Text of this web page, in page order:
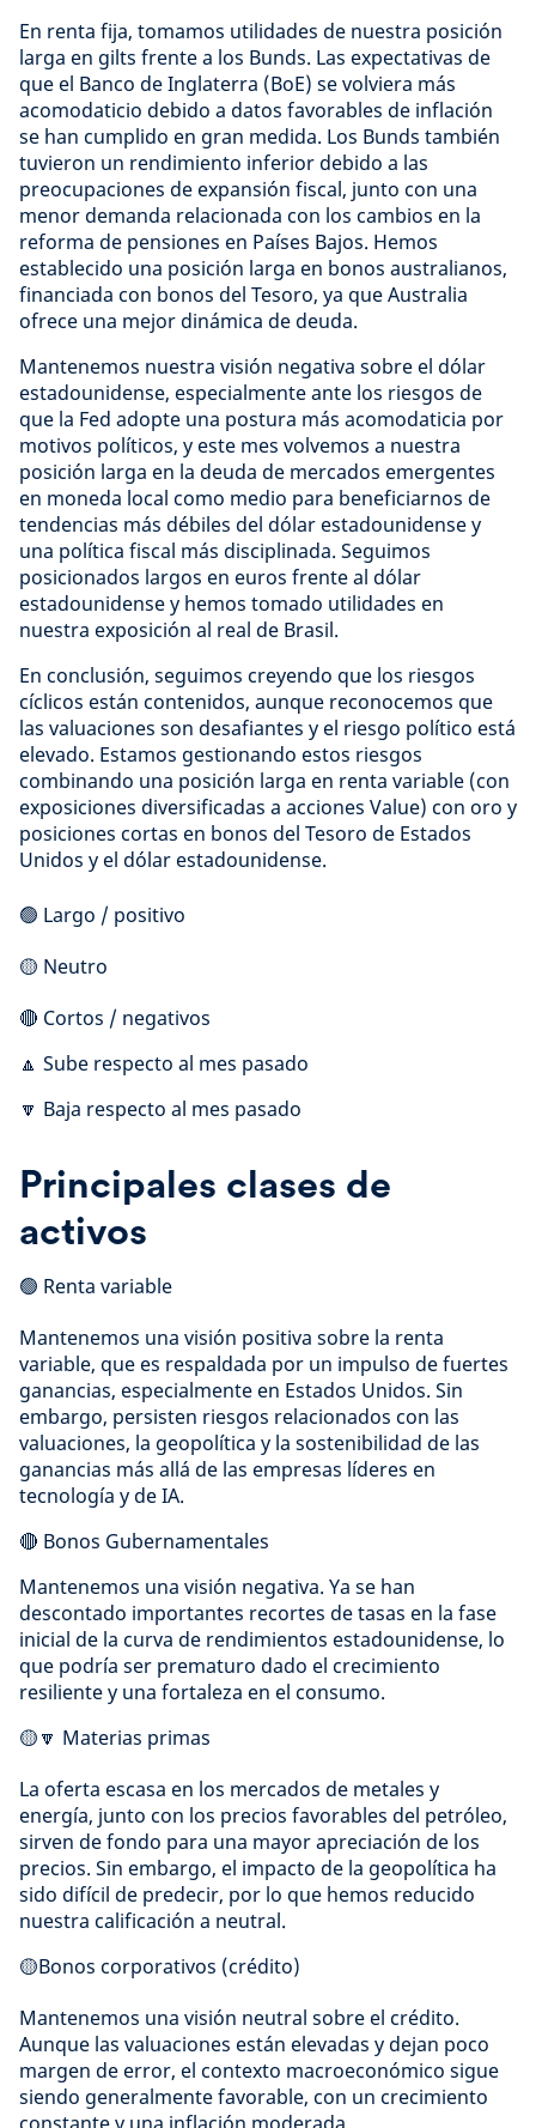
En renta fija, tomamos utilidades de nuestra posición
larga en gilts frente a los Bunds. Las expectativas de
que el Banco de Inglaterra (BoE) se volviera más
acomodaticio debido a datos favorables de inflación
se han cumplido en gran medida. Los Bunds también
tuvieron un rendimiento inferior debido a las
preocupaciones de expansión fiscal, junto con una
menor demanda relacionada con los cambios en la
reforma de pensiones en Países Bajos. Hemos
establecido una posición larga en bonos australianos,
financiada con bonos del Tesoro, ya que Australia
ofrece una mejor dinámica de deuda.
Mantenemos nuestra visión negativa sobre el dólar
estadounidense, especialmente ante los riesgos de
que la Fed adopte una postura más acomodaticia por
motivos políticos, y este mes volvemos a nuestra
posición larga en la deuda de mercados emergentes
en moneda local como medio para beneficiarnos de
tendencias más débiles del dólar estadounidense y
una política fiscal más disciplinada. Seguimos
posicionados largos en euros frente al dólar
estadounidense y hemos tomado utilidades en
nuestra exposición al real de Brasil.
En conclusión, seguimos creyendo que los riesgos
cíclicos están contenidos, aunque reconocemos que
las valuaciones son desafiantes y el riesgo político está
elevado. Estamos gestionando estos riesgos
combinando una posición larga en renta variable (con
exposiciones diversificadas a acciones Value) con oro y
posiciones cortas en bonos del Tesoro de Estados
Unidos y el dólar estadounidense.
🟢 Largo / positivo
🟡 Neutro
🔴 Cortos / negativos
🔼 Sube respecto al mes pasado
🔽 Baja respecto al mes pasado
Principales clases de
activos
🟢 Renta variable
Mantenemos una visión positiva sobre la renta
variable, que es respaldada por un impulso de fuertes
ganancias, especialmente en Estados Unidos. Sin
embargo, persisten riesgos relacionados con las
valuaciones, la geopolítica y la sostenibilidad de las
ganancias más allá de las empresas líderes en
tecnología y de IA.
🔴 Bonos Gubernamentales
Mantenemos una visión negativa. Ya se han
descontado importantes recortes de tasas en la fase
inicial de la curva de rendimientos estadounidense, lo
que podría ser prematuro dado el crecimiento
resiliente y una fortaleza en el consumo.
🟡🔽 Materias primas
La oferta escasa en los mercados de metales y
energía, junto con los precios favorables del petróleo,
sirven de fondo para una mayor apreciación de los
precios. Sin embargo, el impacto de la geopolítica ha
sido difícil de predecir, por lo que hemos reducido
nuestra calificación a neutral.
🟡Bonos corporativos (crédito)
Mantenemos una visión neutral sobre el crédito.
Aunque las valuaciones están elevadas y dejan poco
margen de error, el contexto macroeconómico sigue
siendo generalmente favorable, con un crecimiento